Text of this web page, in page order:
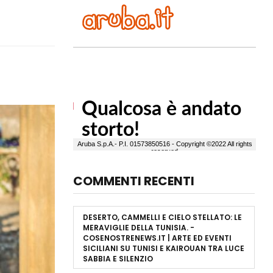
COMMENTI RECENTI
DESERTO, CAMMELLI E CIELO STELLATO: LE
MERAVIGLIE DELLA TUNISIA. -
COSENOSTRENEWS.IT | ARTE ED EVENTI
SICILIANI SU TUNISI E KAIROUAN TRA LUCE
SABBIA E SILENZIO